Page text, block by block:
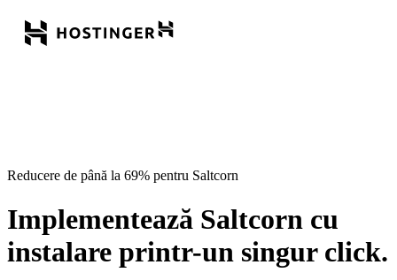
Reducere de până la 69% pentru Saltcorn
Implementează Saltcorn cu
instalare printr-un singur click.